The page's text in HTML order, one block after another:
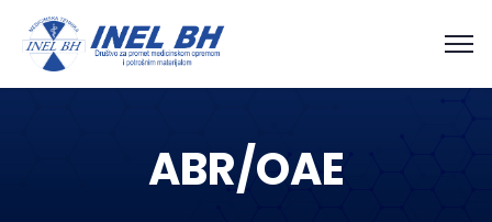
ABR/OAE